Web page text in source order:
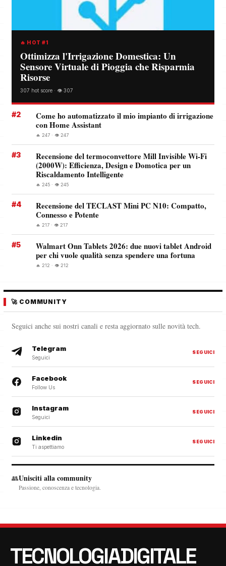
🔥 HOT #1
Ottimizza l'Irrigazione Domestica: Un
Sensore Virtuale di Pioggia che Risparmia
Risorse
307 hot score · 👁️ 307
#2
Come ho automatizzato il mio impianto di irrigazione
con Home Assistant
🔥 247 · 👁️ 247
#3
Recensione del termoconvettore Mill Invisible Wi-Fi
(2000W): Efficienza, Design e Domotica per un
Riscaldamento Intelligente
🔥 245 · 👁️ 245
#4
Recensione del TECLAST Mini PC N10: Compatto,
Connesso e Potente
🔥 217 · 👁️ 217
#5
Walmart Onn Tablets 2026: due nuovi tablet Android
per chi vuole qualità senza spendere una fortuna
🔥 212 · 👁️ 212
🚀 COMMUNITY
Seguici anche sui nostri canali e resta aggiornato sulle novità tech.
Telegram
Seguici
SEGUICI
Facebook
Follow Us
SEGUICI
Instagram
Seguici
SEGUICI
Linkedin
Ti aspettiamo
SEGUICI
👥Unisciti alla community
Passione, conoscenza e tecnologia.